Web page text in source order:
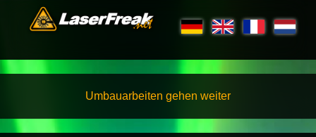
Umbauarbeiten gehen weiter